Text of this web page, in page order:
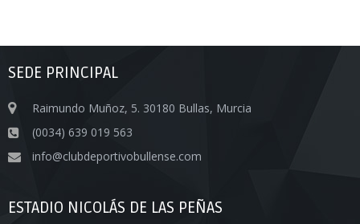
SEDE PRINCIPAL
Raimundo Muñoz, 5. 30180 Bullas, Murcia
(0034) 639 019 563
info@clubdeportivobullense.com
ESTADIO NICOLÁS DE LAS PEÑAS